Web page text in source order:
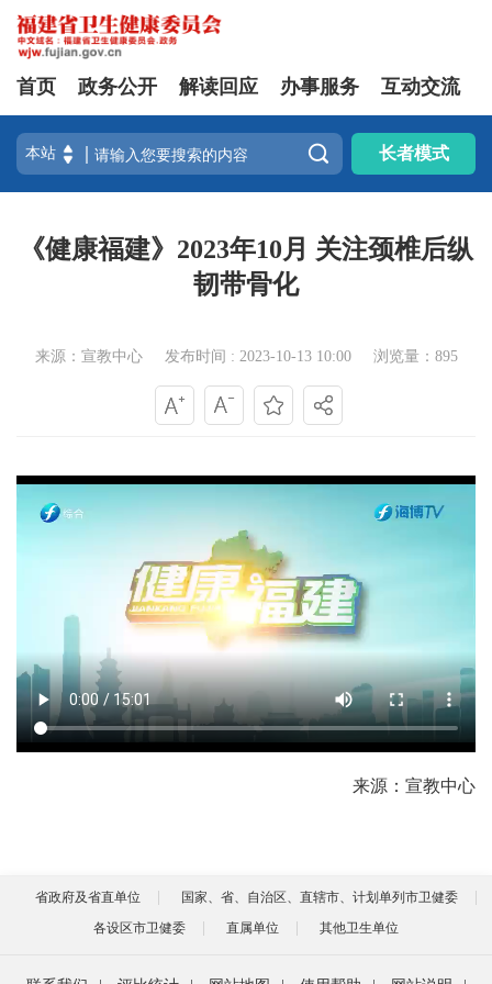
首页 政务公开 解读回应 办事服务 互动交流
 长者模式
《健康福建》2023年10月 关注颈椎后纵
韧带骨化
来源：宣教中心 发布时间 : 2023-10-13 10:00 浏览量：895
来源：宣教中心
省政府及省直单位
国家、省、自治区、直辖市、计划单列市卫健委
各设区市卫健委
直属单位 其他卫生单位